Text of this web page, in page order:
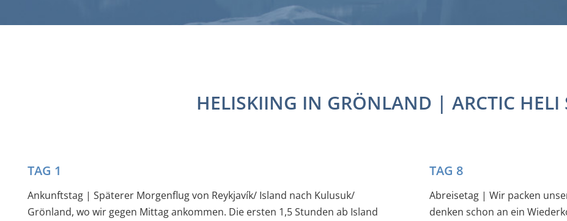
HELISKIING IN GRÖNLAND | ARCTIC HELI
TAG 1
Ankunftstag | Späterer Morgenflug von Reykjavík/ Island nach Kulusuk/
Grönland, wo wir gegen Mittag ankommen. Die ersten 1,5 Stunden ab Island
TAG 8
Abreisetag | Wir packen unsere Taschen, sagen "auf Wiedersehen", aber
denken schon an ein